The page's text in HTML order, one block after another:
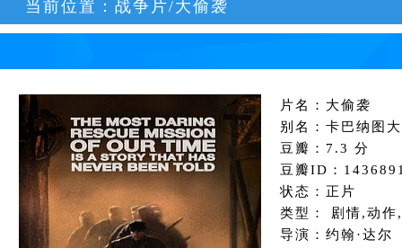
当前位置： 战争片/大偷袭
片名：大偷袭
别名：卡巴纳图
豆瓣：7.3 分
豆瓣ID：
状态：正片
类型： 剧情,动作
导演：约翰·达尔